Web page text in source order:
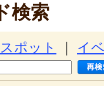
検索
ポット イ